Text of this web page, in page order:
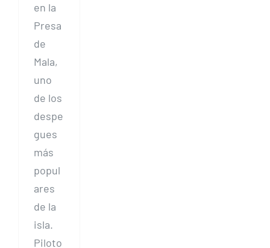
en la
Presa
de
Mala,
uno
de los
despe
gues
más
popul
ares
de la
isla.
Piloto